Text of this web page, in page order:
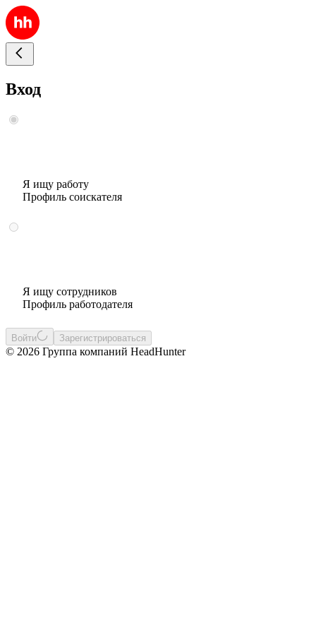
Вход
Я ищу работу
Профиль соискателя
Я ищу сотрудников
Профиль работодателя
Войти Зарегистрироваться
© 2026 Группа компаний HeadHunter